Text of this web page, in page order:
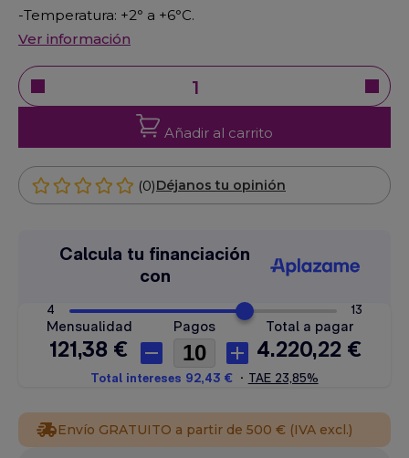
-Temperatura: +2° a +6°C.
Ver información
Añadir al carrito
(0)Déjanos tu opinión
Envío GRATUITO a partir de 500 € (IVA excl.)